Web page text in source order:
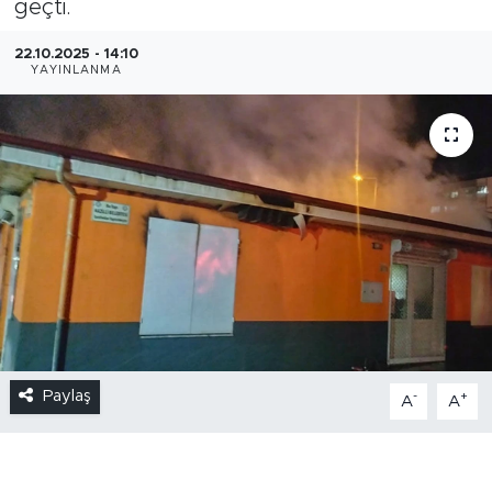
geçti.
22.10.2025 - 14:10
YAYINLANMA
Paylaş A- A+